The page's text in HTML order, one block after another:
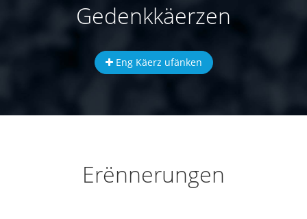
Gedenkkäerzen
Eng Käerz ufänken
Erënnerungen